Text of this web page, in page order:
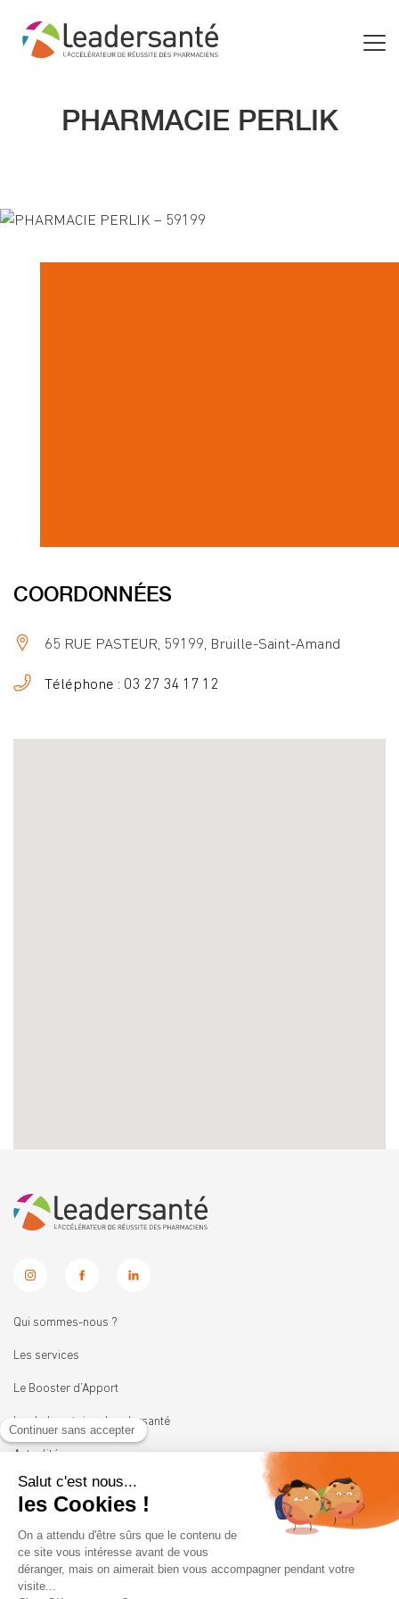
PHARMACIE PERLIK
COORDONNÉES
65 RUE PASTEUR, 59199, Bruille-Saint-Amand
Téléphone : 03 27 34 17 12
Qui sommes-nous ?
Les services
Le Booster d’Apport
Les Laboratoires Leadersanté
Actualités
Nous rejoindre
92100 BOULOGNE-BILLANCOURT
01 41 05 45 62
contact@leadersante.fr